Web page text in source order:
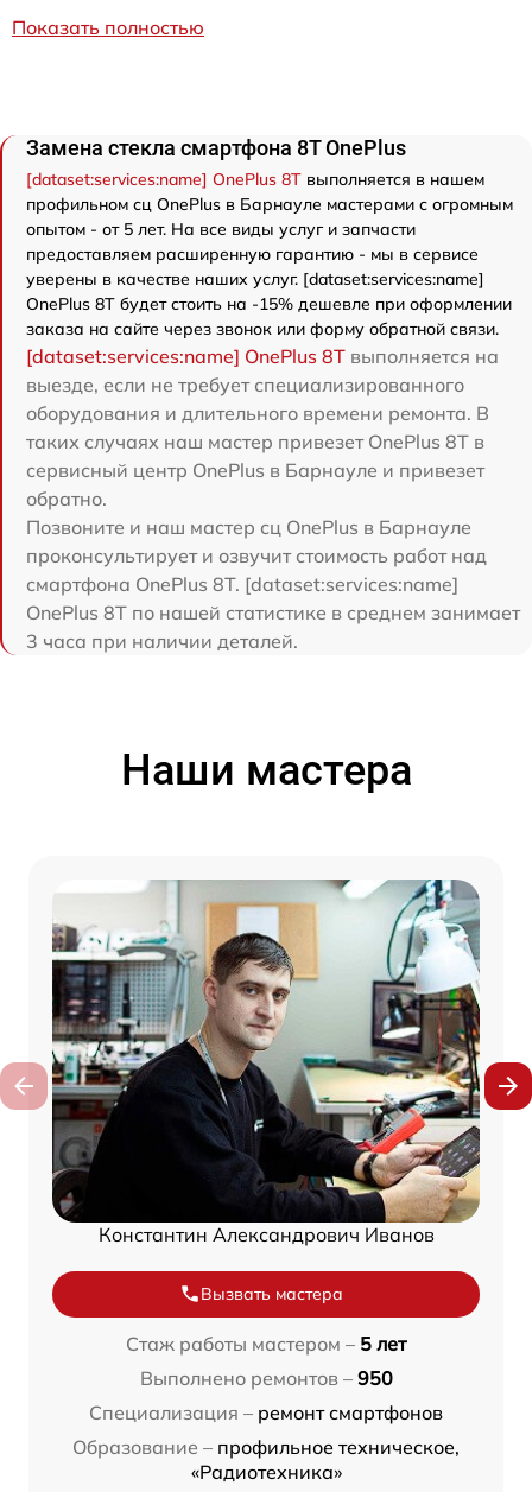
Показать полностью
Замена стекла смартфона 8T OnePlus
[dataset:services:name] OnePlus 8T выполняется в нашем
профильном сц OnePlus в Барнауле мастерами с огромным
опытом - от 5 лет. На все виды услуг и запчасти
предоставляем расширенную гарантию - мы в сервисе
уверены в качестве наших услуг. [dataset:services:name]
OnePlus 8T будет стоить на -15% дешевле при оформлении
заказа на сайте через звонок или форму обратной связи.
[dataset:services:name] OnePlus 8T выполняется на
выезде, если не требует специализированного
оборудования и длительного времени ремонта. В
таких случаях наш мастер привезет OnePlus 8T в
сервисный центр OnePlus в Барнауле и привезет
обратно.
Позвоните и наш мастер сц OnePlus в Барнауле
проконсультирует и озвучит стоимость работ над
смартфона OnePlus 8T. [dataset:services:name]
OnePlus 8T по нашей статистике в среднем занимает
3 часа при наличии деталей.
Наши мастера
Константин Александрович Иванов
Вызвать мастера
Стаж работы мастером – 5 лет
Выполнено ремонтов – 950
Специализация – ремонт смартфонов
Образование – профильное техническое,
«Радиотехника»